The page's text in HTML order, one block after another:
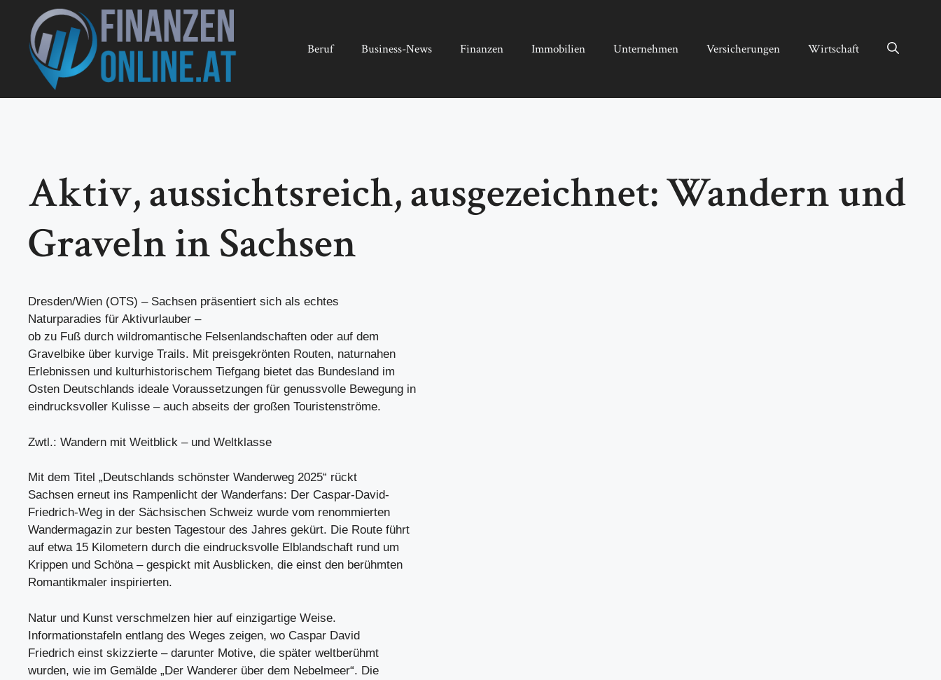
springen
Beruf Business-News Finanzen Immobilien Unternehmen Versicherungen Wirtschaft
Aktiv, aussichtsreich, ausgezeichnet: Wandern und
Graveln in Sachsen
Dresden/Wien (OTS) – Sachsen präsentiert sich als echtes
Naturparadies für Aktivurlauber –
ob zu Fuß durch wildromantische Felsenlandschaften oder auf dem
Gravelbike über kurvige Trails. Mit preisgekrönten Routen, naturnahen
Erlebnissen und kulturhistorischem Tiefgang bietet das Bundesland im
Osten Deutschlands ideale Voraussetzungen für genussvolle Bewegung in
eindrucksvoller Kulisse – auch abseits der großen Touristenströme.
Zwtl.: Wandern mit Weitblick – und Weltklasse
Mit dem Titel „Deutschlands schönster Wanderweg 2025“ rückt
Sachsen erneut ins Rampenlicht der Wanderfans: Der Caspar-David-
Friedrich-Weg in der Sächsischen Schweiz wurde vom renommierten
Wandermagazin zur besten Tagestour des Jahres gekürt. Die Route führt
auf etwa 15 Kilometern durch die eindrucksvolle Elblandschaft rund um
Krippen und Schöna – gespickt mit Ausblicken, die einst den berühmten
Romantikmaler inspirierten.
Natur und Kunst verschmelzen hier auf einzigartige Weise.
Informationstafeln entlang des Weges zeigen, wo Caspar David
Friedrich einst skizzierte – darunter Motive, die später weltberühmt
wurden, wie im Gemälde „Der Wanderer über dem Nebelmeer“. Die